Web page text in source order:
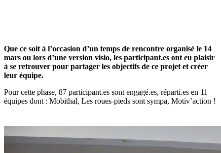
Que ce soit à l’occasion d’un temps de rencontre organisé le 14
mars ou lors d’une version visio, les participant.es ont eu plaisir
à se retrouver pour partager les objectifs de ce projet et créer
leur équipe.
Pour cette phase, 87 participant.es sont engagé.es, réparti.es en 11
équipes dont : Mobithal, Les roues-pieds sont sympa, Motiv’action !